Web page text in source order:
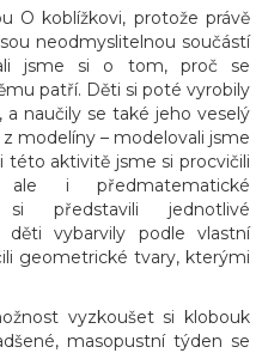
O koblížkovi, protože právě
neodmyslitelnou součástí
jsme si o tom, proč se
patří. Děti si poté vyrobily
, a naučily se také jeho veselý
modelíny – modelovali jsme
této aktivitě jsme si procvičili
i předmatematické
si představili jednotlivé
vybarvily podle vlastní
geometrické tvary, kterými
vyzkoušet si klobouk
masopustní týden se